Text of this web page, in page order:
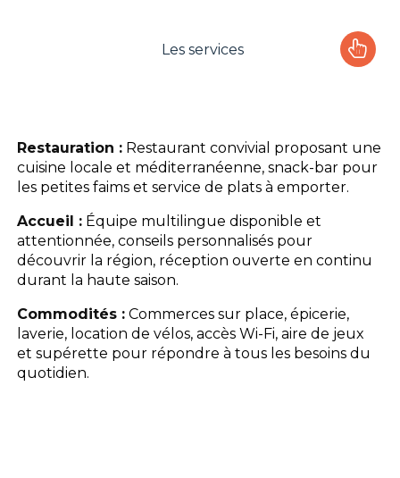
Les services
L'espace Aquatique
Les activités
Les infos pratiques
Restauration : Restaurant convivial proposant une
cuisine locale et méditerranéenne, snack-bar pour
les petites faims et service de plats à emporter.
Accueil : Équipe multilingue disponible et
attentionnée, conseils personnalisés pour
découvrir la région, réception ouverte en continu
durant la haute saison.
Commodités : Commerces sur place, épicerie,
laverie, location de vélos, accès Wi-Fi, aire de jeux
et supérette pour répondre à tous les besoins du
quotidien.